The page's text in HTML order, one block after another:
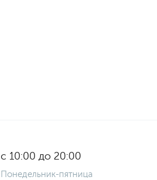
с 10:00 до 20:00
Понедельник-пятница